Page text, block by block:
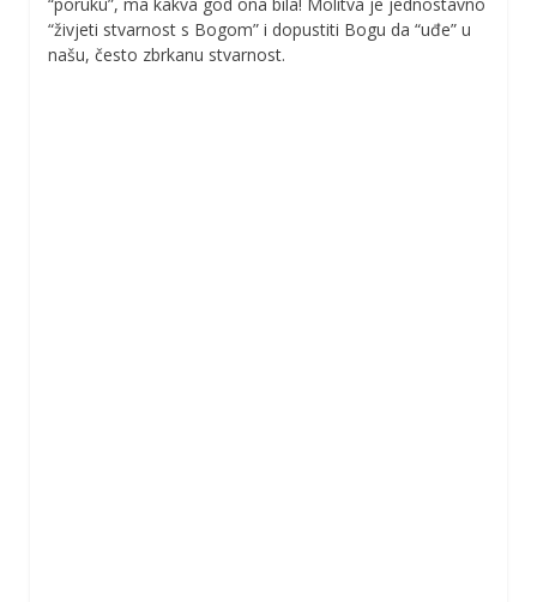
“živjeti stvarnost s Bogom” i dopustiti Bogu da “uđe” u
našu, često zbrkanu stvarnost.